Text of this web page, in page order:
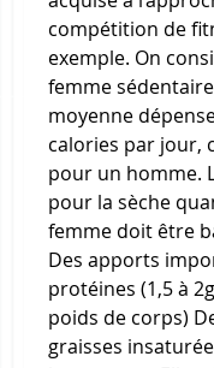
compétition de
exemple. On
femme
moyenne
calories par jour,
pour un homme.
pour la sèche
femme doit être
Des apports
protéines (1,5 à
poids de corps)
graisses